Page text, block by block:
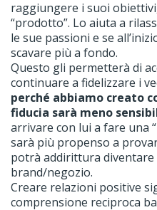
raggiungere i suoi
“prodotto”. Lo aiuta a
le sue passioni e se
scavare più a fondo.
Questo gli permetterà di
continuare a fidelizzare i
perché abbiamo creato
fiducia sarà meno
arrivare con lui a fare una
sarà più propenso a
potrà addirittura
brand/negozio.
Creare relazioni positive
comprensione reciproca